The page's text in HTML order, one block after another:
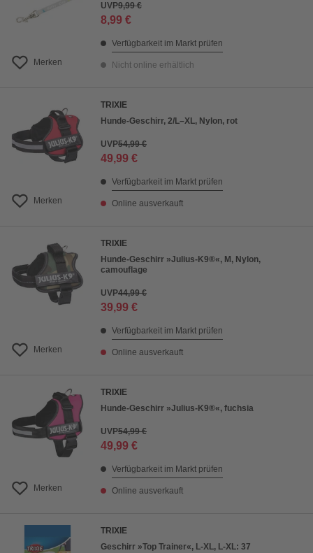
Merken
UVP9,99 €
8,99 €
Verfügbarkeit im Markt prüfen
Nicht online erhältlich
Merken
TRIXIE
Hunde-Geschirr, 2/L–XL, Nylon, rot
UVP54,99 €
49,99 €
Verfügbarkeit im Markt prüfen
Online ausverkauft
Merken
TRIXIE
Hunde-Geschirr »Julius-K9®«, M, Nylon,
camouflage
UVP44,99 €
39,99 €
Verfügbarkeit im Markt prüfen
Online ausverkauft
Merken
TRIXIE
Hunde-Geschirr »Julius-K9®«, fuchsia
UVP54,99 €
49,99 €
Verfügbarkeit im Markt prüfen
Online ausverkauft
TRIXIE
Geschirr »Top Trainer«, L-XL, L-XL: 37